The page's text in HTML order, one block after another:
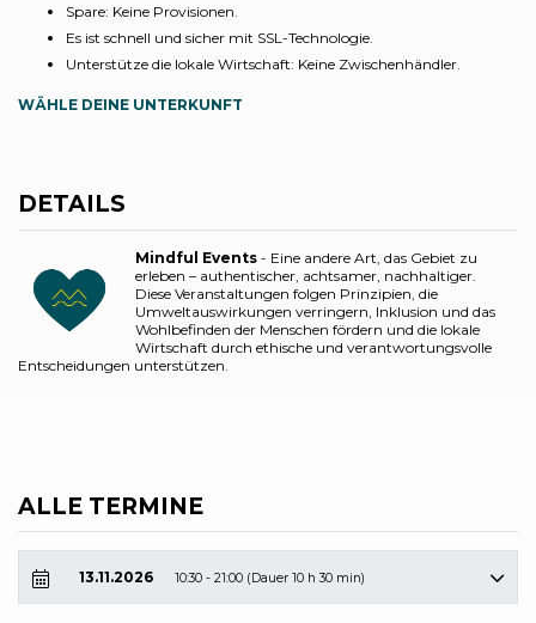
Spare: Keine Provisionen.
Es ist schnell und sicher mit SSL-Technologie.
Unterstütze die lokale Wirtschaft: Keine Zwischenhändler.
WÄHLE DEINE UNTERKUNFT
DETAILS
Mindful Events- Eine andere Art, das Gebiet zu
erleben – authentischer, achtsamer, nachhaltiger.
Diese Veranstaltungen folgen Prinzipien, die
Umweltauswirkungen verringern, Inklusion und das
Wohlbefinden der Menschen fördern und die lokale
Wirtschaft durch ethische und verantwortungsvolle
Entscheidungen unterstützen.
ALLE TERMINE
13.11.2026 10:30 - 21:00 (Dauer 10 h 30 min)